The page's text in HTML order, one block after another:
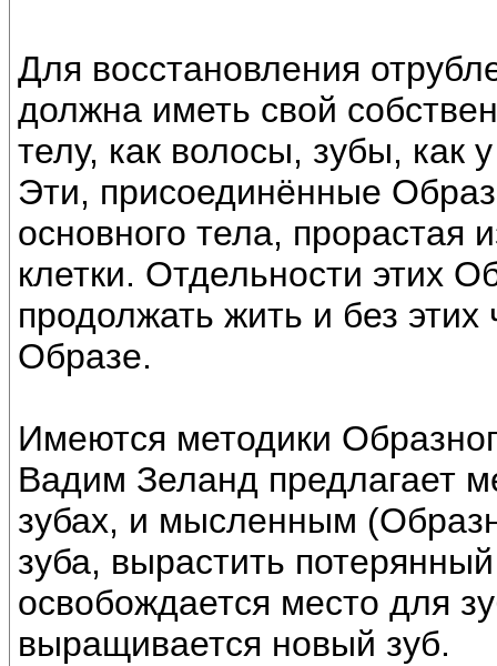
Для восстановления
должна иметь свой
телу, как волосы, зубы, как
Эти, присоединённые
основного тела, прорастая
клетки. Отдельности этих
продолжать жить и без этих
Образе.
Имеются методики
Вадим Зеланд предлагает
зубах, и мысленным
зуба, вырастить
освобождается место для
выращивается новый зуб.